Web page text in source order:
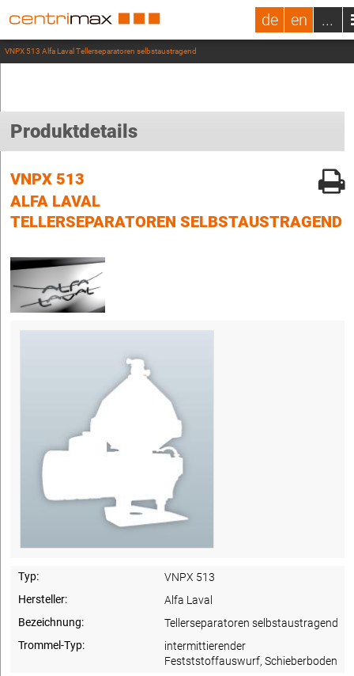
de en ...
VNPX 513 Alfa Laval Tellerseparatoren selbstaustragend
Produktdetails
VNPX 513
ALFA LAVAL
TELLERSEPARATOREN SELBSTAUSTRAGEND
Typ:
VNPX 513
Hersteller:
Alfa Laval
Bezeichnung:
Tellerseparatoren selbstaustragend
Trommel-Typ:
intermittierender
Festststoffauswurf, Schieberboden